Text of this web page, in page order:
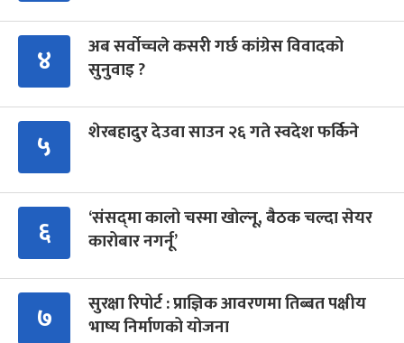
४
अब सर्वोच्चले कसरी गर्छ कांग्रेस विवादको
सुनुवाइ ?
५ शेरबहादुर देउवा साउन २६ गते स्वदेश फर्किने
६
‘संसद्‍मा कालो चस्मा खोल्नू, बैठक चल्दा सेयर
कारोबार नगर्नू’
७
सुरक्षा रिपोर्ट : प्राज्ञिक आवरणमा तिब्बत पक्षीय
भाष्य निर्माणको योजना